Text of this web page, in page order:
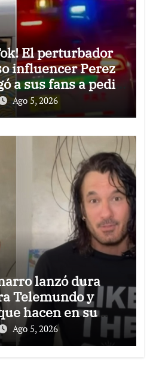
El perturbador
influencer Perez
a sus fans a pedir
Ago 5, 2026
lanzó dura
Telemundo y
hacen en su
EEUU
Ago 5, 2026